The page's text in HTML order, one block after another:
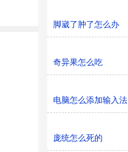
脚崴了肿了怎么办
奇异果怎么吃
电脑怎么添加输入法
庞统怎么死的